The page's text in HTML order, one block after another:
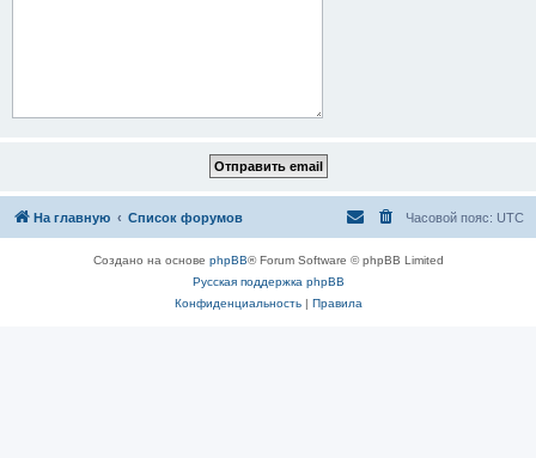
На главную Список форумов Часовой пояс: UTC
Создано на основе phpBB® Forum Software © phpBB Limited
Русская поддержка phpBB
Конфиденциальность| Правила